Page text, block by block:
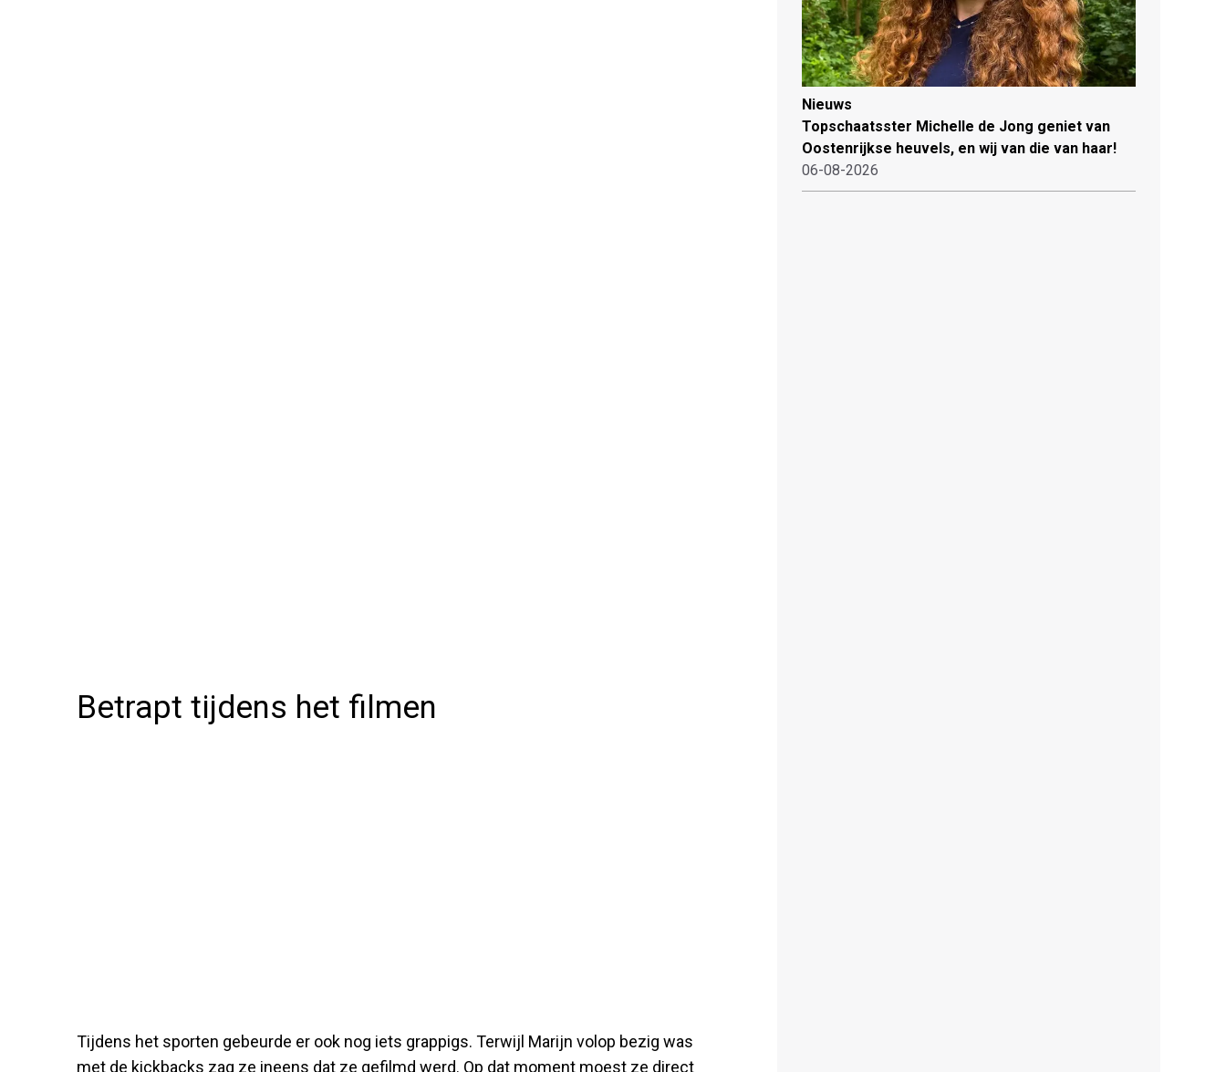
Betrapt tijdens het filmen
Tijdens het sporten gebeurde er ook nog iets grappigs. Terwijl Marijn volop bezig was
met de kickbacks zag ze ineens dat ze gefilmd werd. Op dat moment moest ze direct
Nieuws
Topschaatsster Michelle de Jong geniet van
Oostenrijkse heuvels, en wij van die van haar!
06-08-2026